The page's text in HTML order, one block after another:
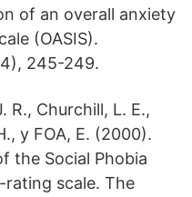
of an overall anxiety
(OASIS).
245-249.
R., Churchill, L. E.,
y FOA, E. (2000).
the Social Phobia
scale. The